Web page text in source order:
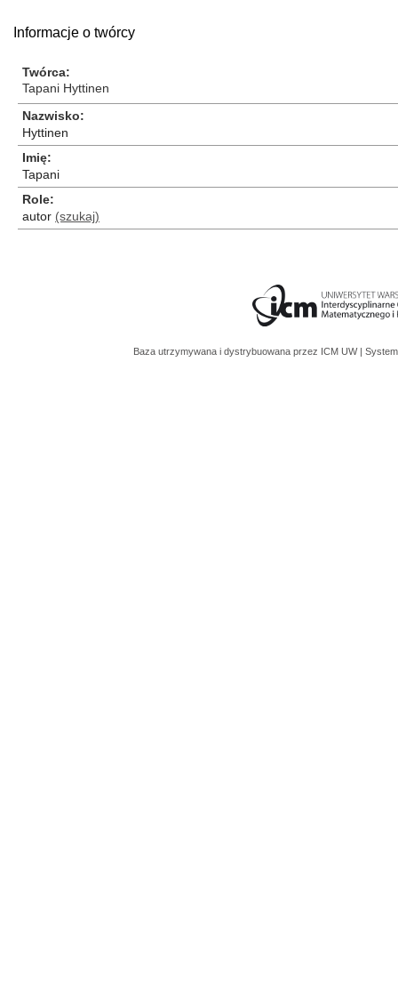
Informacje o twórcy
Twórca
Tapani Hyttinen
Nazwisko
Hyttinen
Imię
Tapani
Role
autor (szukaj)
Baza utrzymywana i dystrybuowana przez ICM UW |